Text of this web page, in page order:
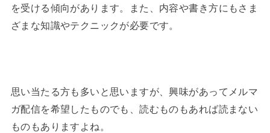
を受ける傾向があります。また、内容や書き方にもさま
ざまな知識やテクニックが必要です。
思い当たる方も多いと思いますが、興味があってメルマ
ガ配信を希望したものでも、読むものもあれば読まない
ものもありますよね。